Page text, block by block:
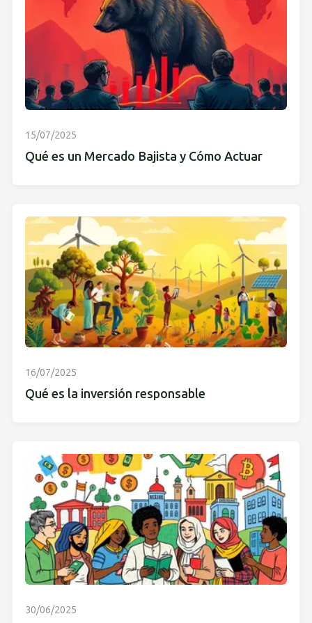
15/07/2025
Qué es un Mercado Bajista y Cómo Actuar
16/07/2025
Qué es la inversión responsable
30/06/2025